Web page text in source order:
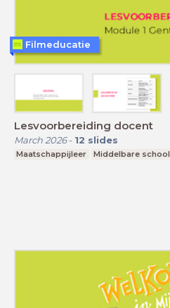
Lesvoorbereiding docent
March 2026- 12 slides
Maatschappijleer Middelbare school
Filmeducatie